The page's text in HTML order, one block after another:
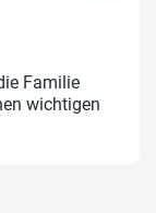
Familie
wichtigen